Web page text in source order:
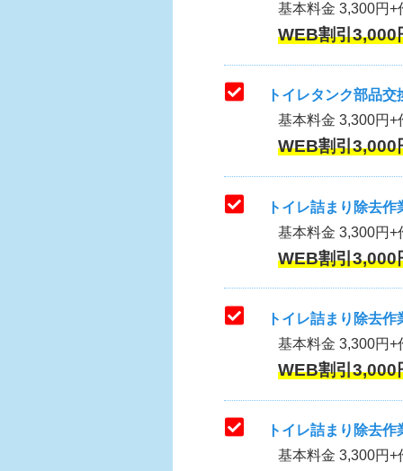
基本料金 3,300円
WEB割引
トイレタンク部品
基本料金 3,300円+
WEB割引
トイレ詰まり除去作
基本料金 3,300円+
WEB割引
トイレ詰まり除去
基本料金 3,300円+
WEB割引
トイレ詰まり除去
基本料金 3,300円+